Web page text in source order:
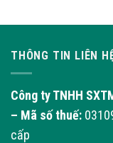
THÔNG TIN LIÊN
Công ty TNHH
– Mã số thuế:
cấp